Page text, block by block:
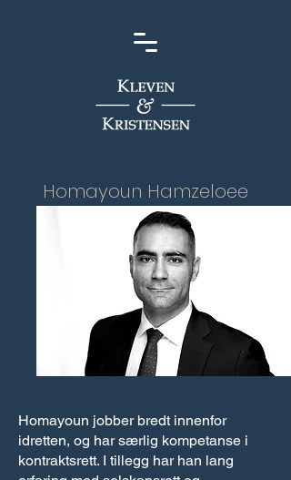
Homayoun Hamzeloee
Homayoun jobber bredt innenfor
idretten, og har særlig kompetanse i
kontraktsrett. I tillegg har han lang